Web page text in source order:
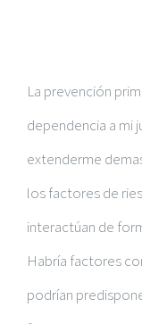
La prevención
dependencia a mi
extenderme
los factores de
interactúan de
Habría factores
podrían